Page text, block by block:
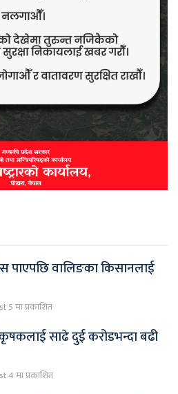
पाएपछि वालिङका किसानलाई
5 मा प्रकाशित
साढे दुई करोडभन्दा बढी
4 मा प्रकाशित